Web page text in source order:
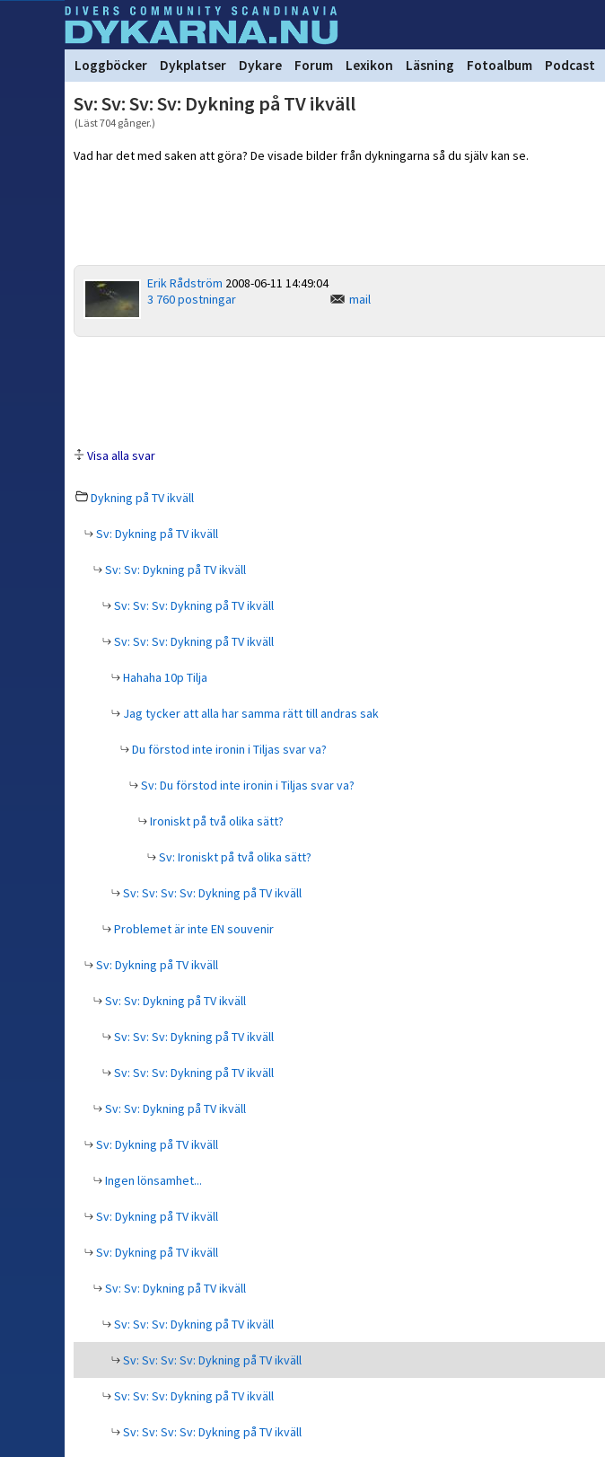
Loggböcker Dykplatser Dykare Forum Lexikon Läsning Fotoalbum Podcast
Sv: Sv: Sv: Sv: Dykning på TV ikväll
(Läst 704 gånger.)
Vad har det med saken att göra? De visade bilder från dykningarna så du själv kan se.
Erik Rådström 2008-06-11 14:49:04
3 760 postningar
mail
Visa alla svar
Dykning på TV ikväll
Sv: Dykning på TV ikväll
Sv: Sv: Dykning på TV ikväll
Sv: Sv: Sv: Dykning på TV ikväll
Sv: Sv: Sv: Dykning på TV ikväll
Hahaha 10p Tilja
Jag tycker att alla har samma rätt till andras sak
Du förstod inte ironin i Tiljas svar va?
Sv: Du förstod inte ironin i Tiljas svar va?
Ironiskt på två olika sätt?
Sv: Ironiskt på två olika sätt?
Sv: Sv: Sv: Sv: Dykning på TV ikväll
Problemet är inte EN souvenir
Sv: Dykning på TV ikväll
Sv: Sv: Dykning på TV ikväll
Sv: Sv: Sv: Dykning på TV ikväll
Sv: Sv: Sv: Dykning på TV ikväll
Sv: Sv: Dykning på TV ikväll
Sv: Dykning på TV ikväll
Ingen lönsamhet...
Sv: Dykning på TV ikväll
Sv: Dykning på TV ikväll
Sv: Sv: Dykning på TV ikväll
Sv: Sv: Sv: Dykning på TV ikväll
Sv: Sv: Sv: Sv: Dykning på TV ikväll
Sv: Sv: Sv: Dykning på TV ikväll
Sv: Sv: Sv: Sv: Dykning på TV ikväll